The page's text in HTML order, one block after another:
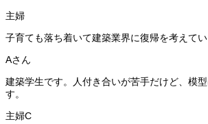
子育ても落ち着いて建築業界に復帰を考えてい
建築学生です。人付き合いが苦手だけど、模
す。